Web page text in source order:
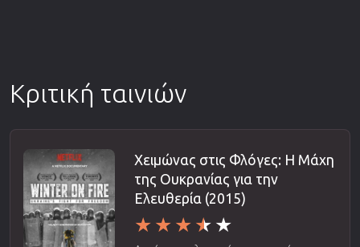
Κριτική ταινιών
Χειμώνας στις Φλόγες: Η Μάχη
της Ουκρανίας για την
Ελευθερία (2015)